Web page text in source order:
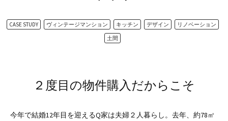
CASE STUDY ヴィンテージマンション キッチン デザイン
リノベーション
土間
２度目の物件購入だからこそ
今年で結婚12年目を迎えるQ家は夫婦２人暮らし。去年、約78㎡